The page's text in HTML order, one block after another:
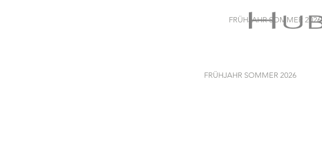
FRÜHJAHR SOMMER 2026
FRÜHJAHR SOMMER 2026